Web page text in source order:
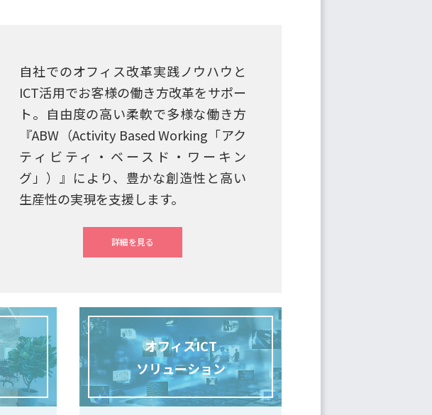
自社でのオフィス改革実践ノウハウと
ICT活用でお客様の働き方改革をサポー
ト。自由度の高い柔軟で多様な働き方
『ABW（Activity Based Working「アク
ティビティ・ベースド・ワーキン
グ」）』により、豊かな創造性と高い
生産性の実現を支援します。
詳細を見る
オフィスICT
ソリューション